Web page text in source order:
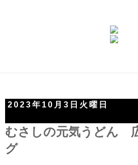
2023年10月3日火曜日
むさしの元気うどん
グ